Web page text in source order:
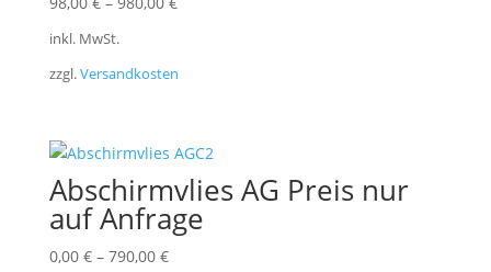
inkl. MwSt.
zzgl.Versandkosten
Abschirmvlies AG Preis nur
auf Anfrage
0,00 €– 790,00 €